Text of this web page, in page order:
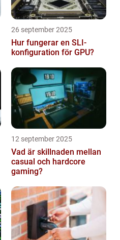
26 september 2025
Hur fungerar en SLI-
konfiguration för GPU?
12 september 2025
Vad är skillnaden mellan
casual och hardcore
gaming?